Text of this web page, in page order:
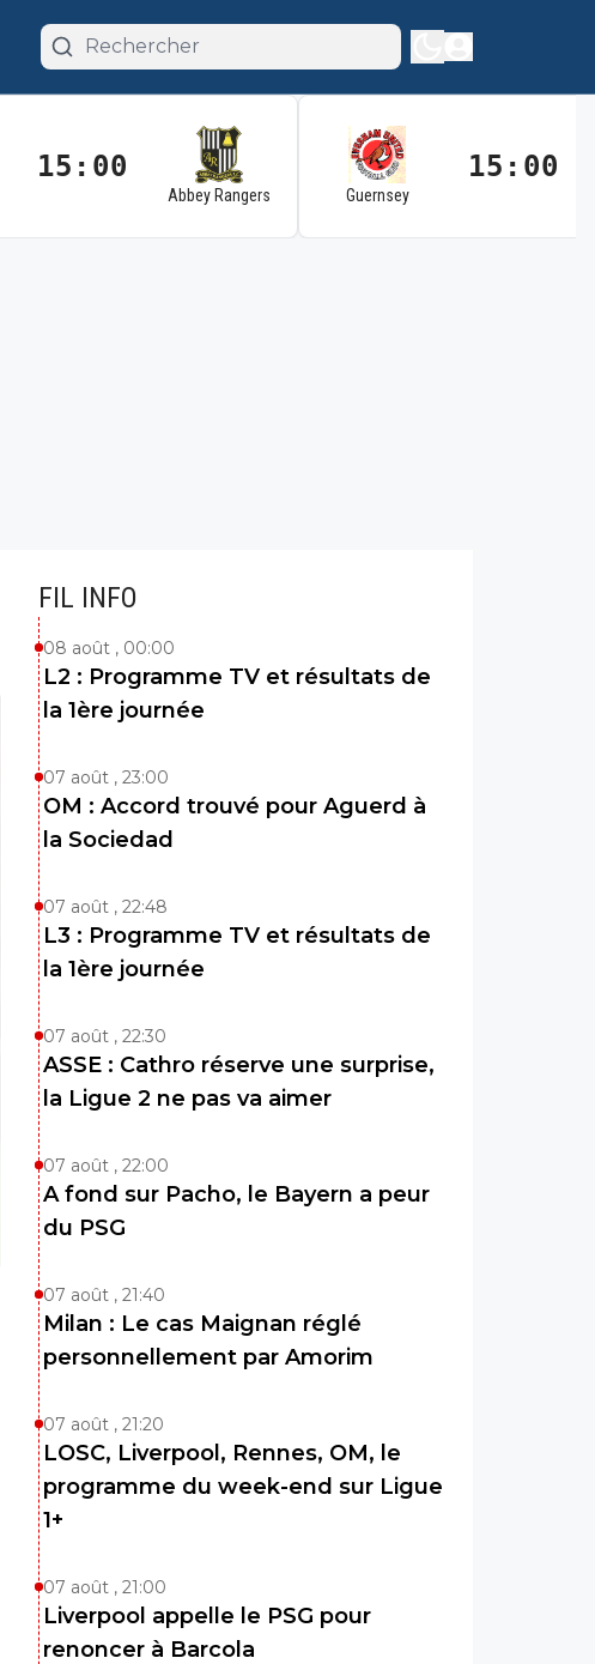
15:00
Abbey Rangers Guernsey
15:00
FIL INFO
08 août , 00:00
L2 : Programme TV et résultats de
la 1ère journée
07 août , 23:00
OM : Accord trouvé pour Aguerd à
la Sociedad
07 août , 22:48
L3 : Programme TV et résultats de
la 1ère journée
07 août , 22:30
ASSE : Cathro réserve une surprise,
la Ligue 2 ne pas va aimer
07 août , 22:00
A fond sur Pacho, le Bayern a peur
du PSG
07 août , 21:40
Milan : Le cas Maignan réglé
personnellement par Amorim
07 août , 21:20
LOSC, Liverpool, Rennes, OM, le
programme du week-end sur Ligue
1+
07 août , 21:00
Liverpool appelle le PSG pour
renoncer à Barcola